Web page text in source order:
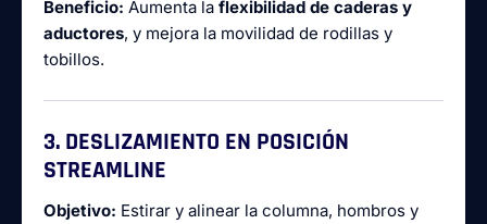
Beneficio: Aumenta la flexibilidad de caderas y
aductores, y mejora la movilidad de rodillas y
tobillos.
3. DESLIZAMIENTO EN POSICIÓN
STREAMLINE
Objetivo: Estirar y alinear la columna, hombros y